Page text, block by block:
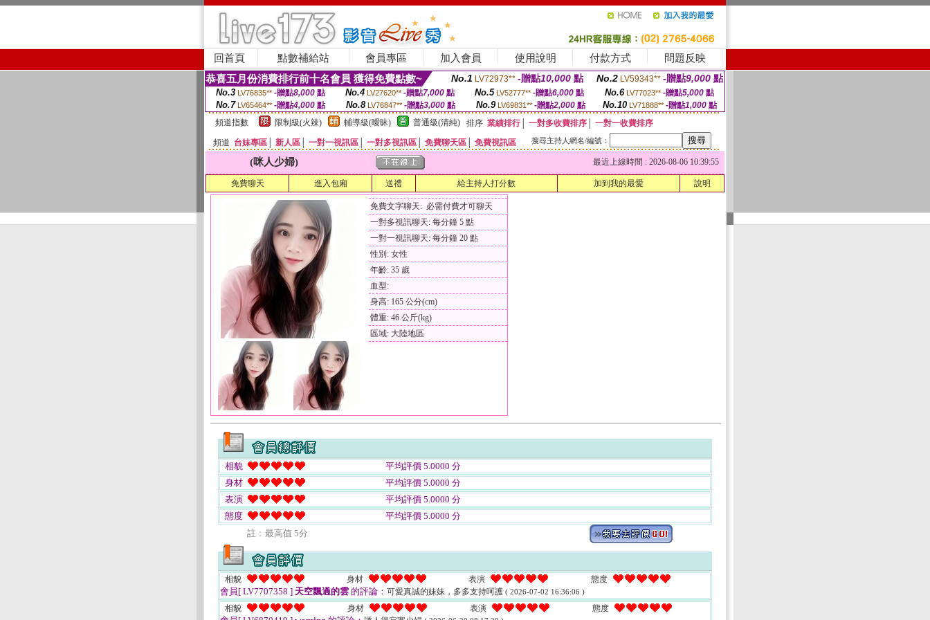
回首頁 點數補給站 會員專區 加入會員 使用說明 付款方式 問題反映
恭喜五月份消費排行前十名會員 獲得免費點數~ No.1 LV72973** -贈點10,000 點 No.2 LV59343** -贈點9,000 點
No.3 LV76835** -贈點8,000點 No.4 LV27620** -贈點7,000點 No.5 LV52777** -贈點6,000點 No.6 LV77023** -贈點5,000點
No.7 LV65464** -贈點4,000 點 No.8 LV76847** -贈點3,000 點 No.9 LV69831** -贈點2,000點 No.10 LV71888** -贈點1,000 點
頻道指數
限制級(火辣) 輔導級(曖昧) 普通級(清純) 排序 業績排行│ 一對多收費排序
一對一收費排序
頻道 台妹專區 新人區 一對一視訊區 一對多視訊區 免費聊天區 免費視訊區 搜尋主持人網名/編號：
(咪人少婦) 最近上線時間 : 2026-08-06 10:39:55
免費聊天 進入包廂 送禮 給主持人打分數 加到我的最愛 說明
免費文字聊天: 必需付費才可聊天
一對多視訊聊天: 每分鐘 5 點
一對一視訊聊天: 每分鐘 20 點
性別: 女性
年齡: 35 歲
血型:
身高: 165 公分(cm)
體重: 46 公斤(kg)
區域: 大陸地區
相貌
平均評價 5.0000 分
身材
平均評價 5.0000 分
表演
平均評價 5.0000 分
態度
平均評價 5.0000 分
註﹕最高值 5分
相貌 身材 表演 態度
會員[ LV7707358 ] 天空飄過的雲 的評論： 可愛真誠的妹妹，多多支持呵護 ( 2026-07-02 16:36:06 )
相貌 身材 表演 態度